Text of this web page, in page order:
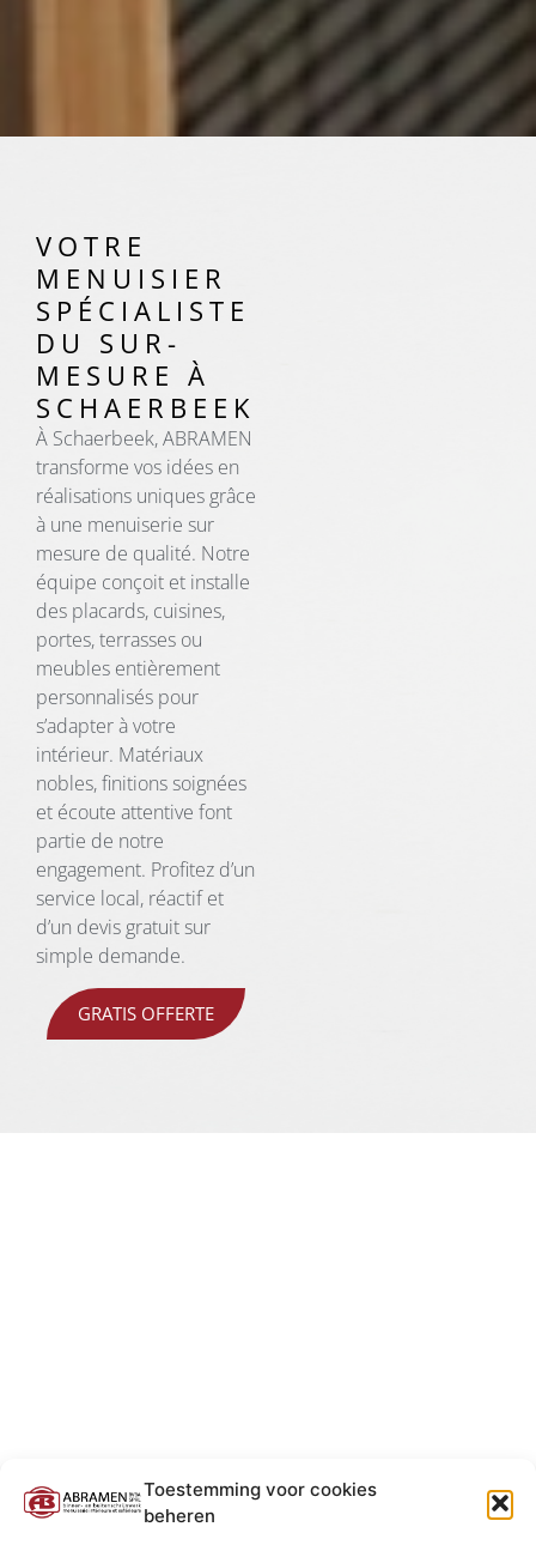
Toestemming voor cookies
beheren
VOTRE
MENUISIER
SPÉCIALISTE
DU SUR-
MESURE À
SCHAERBEEK
À Schaerbeek, ABRAMEN
transforme vos idées en
réalisations uniques grâce
à une menuiserie sur
mesure de qualité. Notre
équipe conçoit et installe
des placards, cuisines,
portes, terrasses ou
meubles entièrement
personnalisés pour
s’adapter à votre
intérieur. Matériaux
nobles, finitions soignées
et écoute attentive font
partie de notre
engagement. Profitez d’un
service local, réactif et
d’un devis gratuit sur
simple demande.
GRATIS OFFERTE